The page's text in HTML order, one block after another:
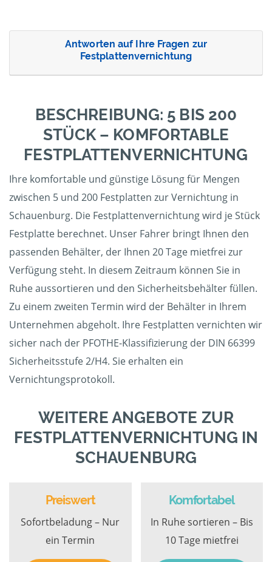
Antworten auf Ihre Fragen zur
Festplattenvernichtung
BESCHREIBUNG: 5 BIS 200
STÜCK – KOMFORTABLE
FESTPLATTENVERNICHTUNG
Ihre komfortable und günstige Lösung für Mengen
zwischen 5 und 200 Festplatten zur Vernichtung in
Schauenburg. Die Festplattenvernichtung wird je Stück
Festplatte berechnet. Unser Fahrer bringt Ihnen den
passenden Behälter, der Ihnen 20 Tage mietfrei zur
Verfügung steht. In diesem Zeitraum können Sie in
Ruhe aussortieren und den Sicherheitsbehälter füllen.
Zu einem zweiten Termin wird der Behälter in Ihrem
Unternehmen abgeholt. Ihre Festplatten vernichten wir
sicher nach der PFOTHE-Klassifizierung der DIN 66399
Sicherheitsstufe 2/H4. Sie erhalten ein
Vernichtungsprotokoll.
WEITERE ANGEBOTE ZUR
FESTPLATTENVERNICHTUNG IN
SCHAUENBURG
Preiswert
Sofortbeladung – Nur
ein Termin
Komfortabel
In Ruhe sortieren – Bis
10 Tage mietfrei